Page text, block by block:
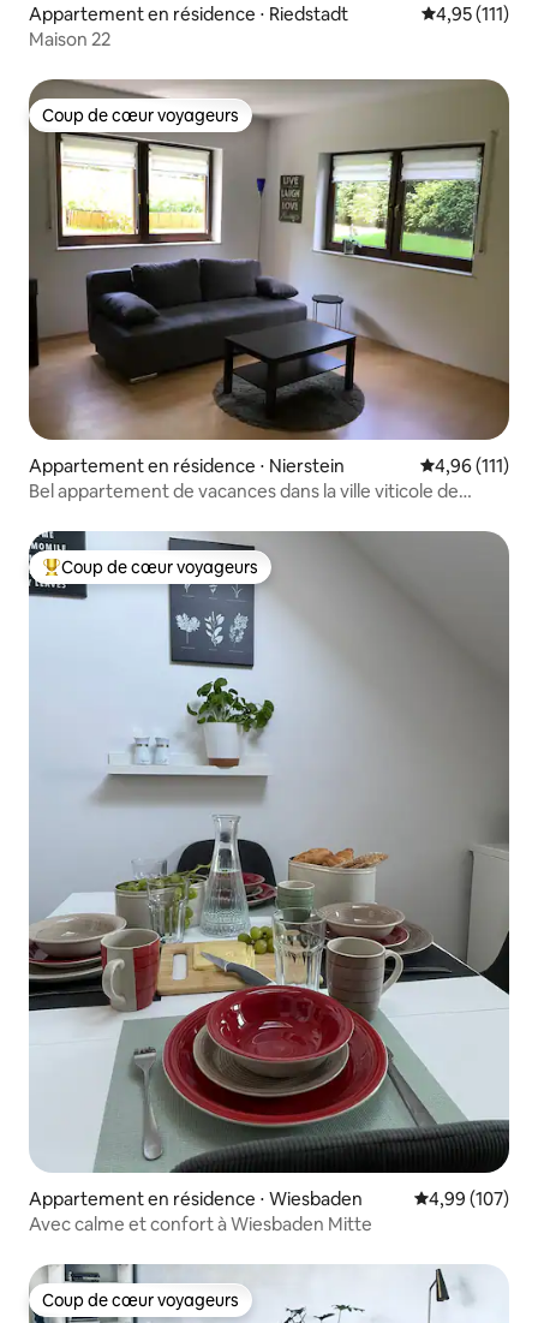
Appartement en résidence ⋅ Riedstadt Évaluation
4,95 (111)
Maison 22
Coup de cœur voyageurs
Coup de cœur voyageurs
Appartement en résidence ⋅ Nierstein Évaluation
4,96 (111)
Bel appartement de vacances dans la ville viticole de
Coups de cœur voyageurs les plus appréciés
Coup de cœur voyageurs
Appartement en résidence ⋅ Wiesbaden Évaluation
4,99 (107)
Avec calme et confort à Wiesbaden Mitte
Coup de cœur voyageurs
Coup de cœur voyageurs